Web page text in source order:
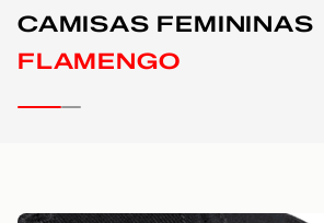
CAMISAS FEMININAS
FLAMENGO